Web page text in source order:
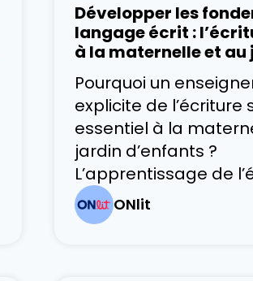
Développer les
langage écrit : l’écriture scripte
à la maternelle et au
d’enfants
Pourquoi un
explicite de l’écriture
essentiel à la
jardin d’enfants ?
L’apprentissage de
scripte permet de
des compétences
ONlit